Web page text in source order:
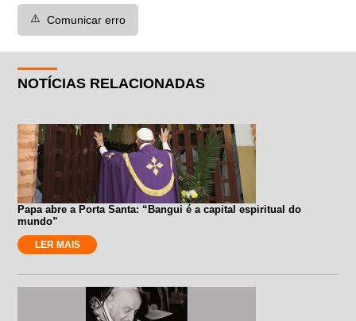
⚠️ Comunicar erro
NOTÍCIAS RELACIONADAS
Papa abre a Porta Santa: “Bangui é a capital espiritual do
mundo”
LER MAIS